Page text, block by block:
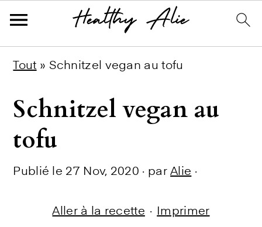
primary
main
primary
Tout » Schnitzel vegan au tofu
Schnitzel vegan au
tofu
Publié le 27 Nov, 2020 · parAlie ·
Aller à la recette · Imprimer